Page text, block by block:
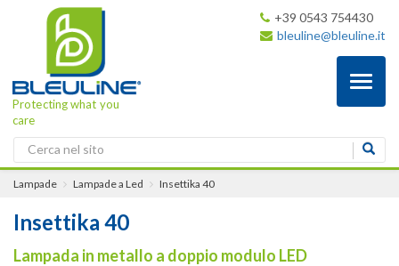
Protecting what you
care
+39 0543 754430
bleuline@bleuline.it
Lampade Lampade a Led Insettika 40
Insettika 40
Lampada in metallo a doppio modulo LED